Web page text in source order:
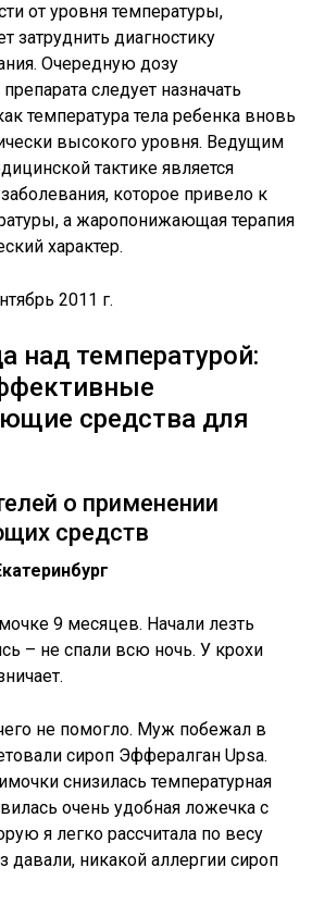
от уровня температуры,
затруднить диагностику
Очередную дозу
следует назначать
температура тела ребенка вновь
высокого уровня. Ведущим
тактике является
которое привело к
а жаропонижающая терапия
характер.
2011 г.
над температурой:
средства для
о применении
средств
9 месяцев. Начали лезть
– не спали всю ночь. У крохи
не помогло. Муж побежал в
сироп Эффералган Upsa.
снизилась температурная
очень удобная ложечка с
я легко рассчитала по весу
давали, никакой аллергии сироп